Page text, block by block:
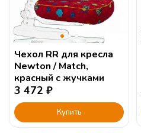
Чехол RR для кресла
Newton / Match,
красный с жучками
3 472 ₽
Купить